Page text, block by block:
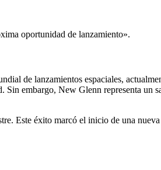
oportunidad de lanzamiento».
de lanzamientos espaciales,
embargo, New Glenn representa un
Este éxito marcó el inicio de una